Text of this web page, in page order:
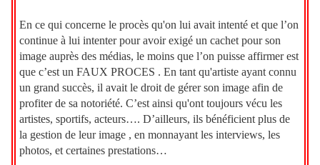
En ce qui concerne le procès qu'on lui avait intenté et que l’on
continue à lui intenter pour avoir exigé un cachet pour son
image auprès des médias, le moins que l’on puisse affirmer est
que c’est un FAUX PROCES . En tant qu'artiste ayant connu
un grand succès, il avait le droit de gérer son image afin de
profiter de sa notoriété. C’est ainsi qu'ont toujours vécu les
artistes, sportifs, acteurs…. D’ailleurs, ils bénéficient plus de
la gestion de leur image , en monnayant les interviews, les
photos, et certaines prestations…